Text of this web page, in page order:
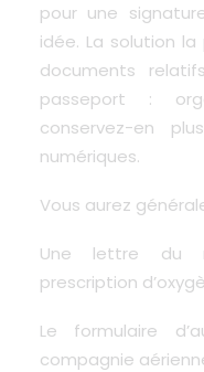
pour une
idée. La solution
documents
passeport :
conservez-en
numériques.
Vous aurez
Une lettre du
prescription
Le formulaire
compagnie